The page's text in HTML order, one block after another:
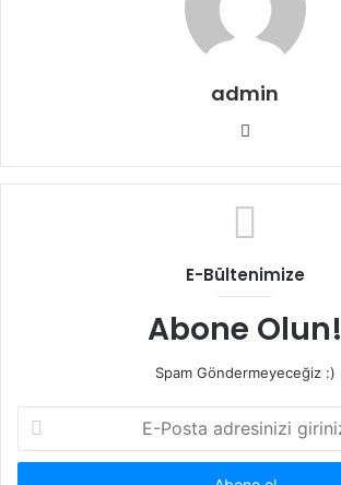
admin
Web
E-Bültenimize
Abone Olun!
Spam Göndermeyeceğiz :)
Posta
adresinizi